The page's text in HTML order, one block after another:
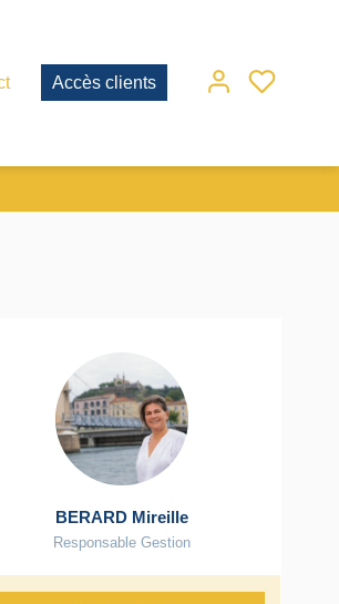
Accès clients
BERARD Mireille
Responsable Gestion